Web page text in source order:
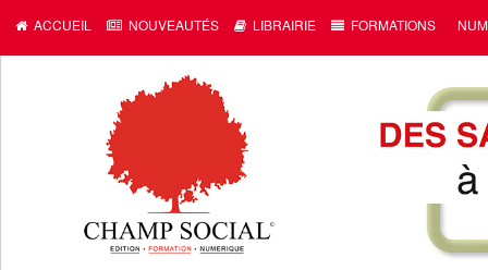
ACCUEIL NOUVEAUTÉS LIBRAIRIE FORMATIONS